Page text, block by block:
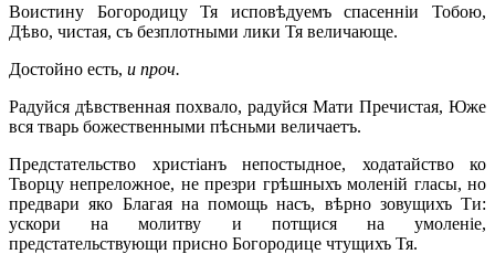
Воистину Богородицу Тя исповѣдуемъ спасенніи Тобою,
Дѣво, чистая, съ безплотными лики Тя величающе.
Достойно есть, и проч.
Радуйся дѣвственная похвало, радуйся Мати Пречистая, Юже
вся тварь божественными пѣсньми величаетъ.
Предстательство христіанъ непостыдное, ходатайство ко
Творцу непреложное, не презри грѣшныхъ моленій гласы, но
предвари яко Благая на помощь насъ, вѣрно зовущихъ Ти:
ускори на молитву и потщися на умоленіе,
предстательствующи присно Богородице чтущихъ Тя.